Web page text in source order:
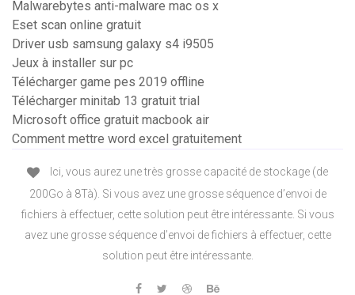
Malwarebytes anti-malware mac os x
Eset scan online gratuit
Driver usb samsung galaxy s4 i9505
Jeux à installer sur pc
Télécharger game pes 2019 offline
Télécharger minitab 13 gratuit trial
Microsoft office gratuit macbook air
Comment mettre word excel gratuitement
Ici, vous aurez une très grosse capacité de stockage (de
200Go à 8Tà). Si vous avez une grosse séquence d’envoi de
fichiers à effectuer, cette solution peut être intéressante. Si vous
avez une grosse séquence d’envoi de fichiers à effectuer, cette
solution peut être intéressante.